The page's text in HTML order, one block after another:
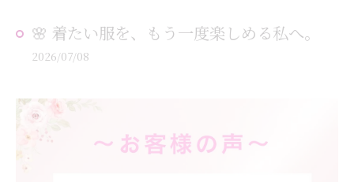
🌸 着たい服を、もう一度楽しめる私へ。
2026/07/08